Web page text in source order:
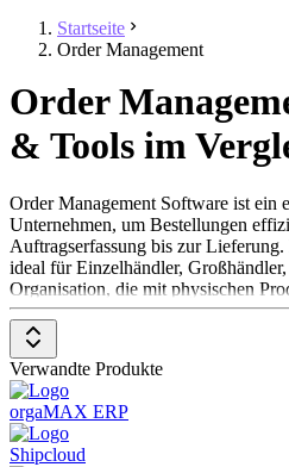
Startseite
Order Management
Order
& Tools im
Order Management Software ist ein
Unternehmen, um Bestellungen
Auftragserfassung bis zur
ideal für Einzelhändler,
Organisation, die mit physischen
die Prozesse der Bestellannahme,
Auftragsbearbeitung und Lieferung.
dieser Prozesse können
reduzieren und eine bessere
der Kategorie Order Management
werden, sollte eine Lösung folgende
aufweisen:
Verwandte Produkte
orgaMAX ERP
Shipcloud